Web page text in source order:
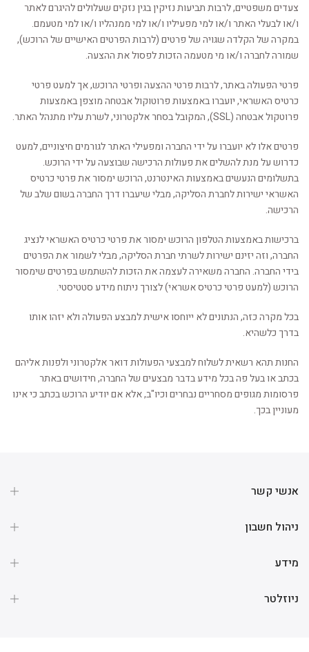
צעדים משפטיים, לרבות תביעות נזיקין בגין נזקים שעלולים להיגרם לאתר
ו/או לבעלי האתר ו/או למי מפעיליו ו/או למי ממנהליו ו/או למי מטעמם.
במקרה של הקלדה שגויה של פרטים (לרבות הפרטים האישיים של הרוכש),
שמורה לחברה ו/או מי מטעמה הזכות לפסול את ההצעה.
פרטי הפעולה באתר, לרבות פרטי ההצעה ופרטי הרוכש, אך למעט פרטי
כרטיס האשראי, יועברו באמצעות פרוטוקול אבטחה מוצפן באמצעות
פרוטקול אבטחה (SSL), המקובל בסחר אלקטרוני, לשרת עליו מתנהל האתר.
פרטים אלו לא יועברו על ידי החברה ומפעילי האתר לגורמים חיצוניים, למעט
כדרוש על מנת להשלים את פעולות הרכישה שבוצעה על ידי הרוכש.
בתשלומים הנעשים באמצעות האינטרנט, הרוכש ימסור את פרטי כרטיס
האשראי ישירות לחברת הסליקה, מבלי שיעברו דרך החברה בשום שלב של
הרכישה.
ברכישות באמצעות הטלפון הרוכש ימסור את פרטי כרטיס האשראי לנציג
החברה, וזה יזינם ישירות לשרתי חברת הסליקה, מבלי לשמור את הפרטים
בידי החברה. החברה משאירה לעצמה את הזכות להשתמש בפרטים שימסור
הרוכש (למעט פרטי כרטיס אשראי) לצורך ניתוח מידע סטטיסטי.
בכל מקרה כזה, הנתונים לא ייוחסו אישית למבצע הפעולה ולא יזהו אותו
בדרך כלשהיא.
החנות תהא רשאית לשלוח למבצעי הפעולות דואר אלקטרוני ולפנות אליהם
בכתב או בעל פה בכל מידע בדבר מבצעים של החברה, חידושים באתר
פרסומות מגופים מסחריים נבחרים וכיו"ב, אלא אם יודיע הרוכש בכתב כי אינו
מעוניין בכך.
אנשי קשר
ניהול חשבון
מידע
ניוזלטר